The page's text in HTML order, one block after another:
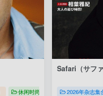
休闲时尚 Safari（サファリ）
Safari（サフ
2026年杂志集